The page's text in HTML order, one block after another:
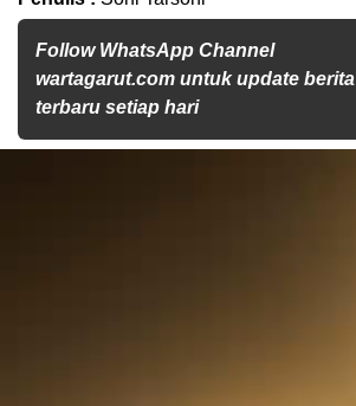
Follow WhatsApp Channel
wartagarut.com untuk update berita
terbaru setiap hari